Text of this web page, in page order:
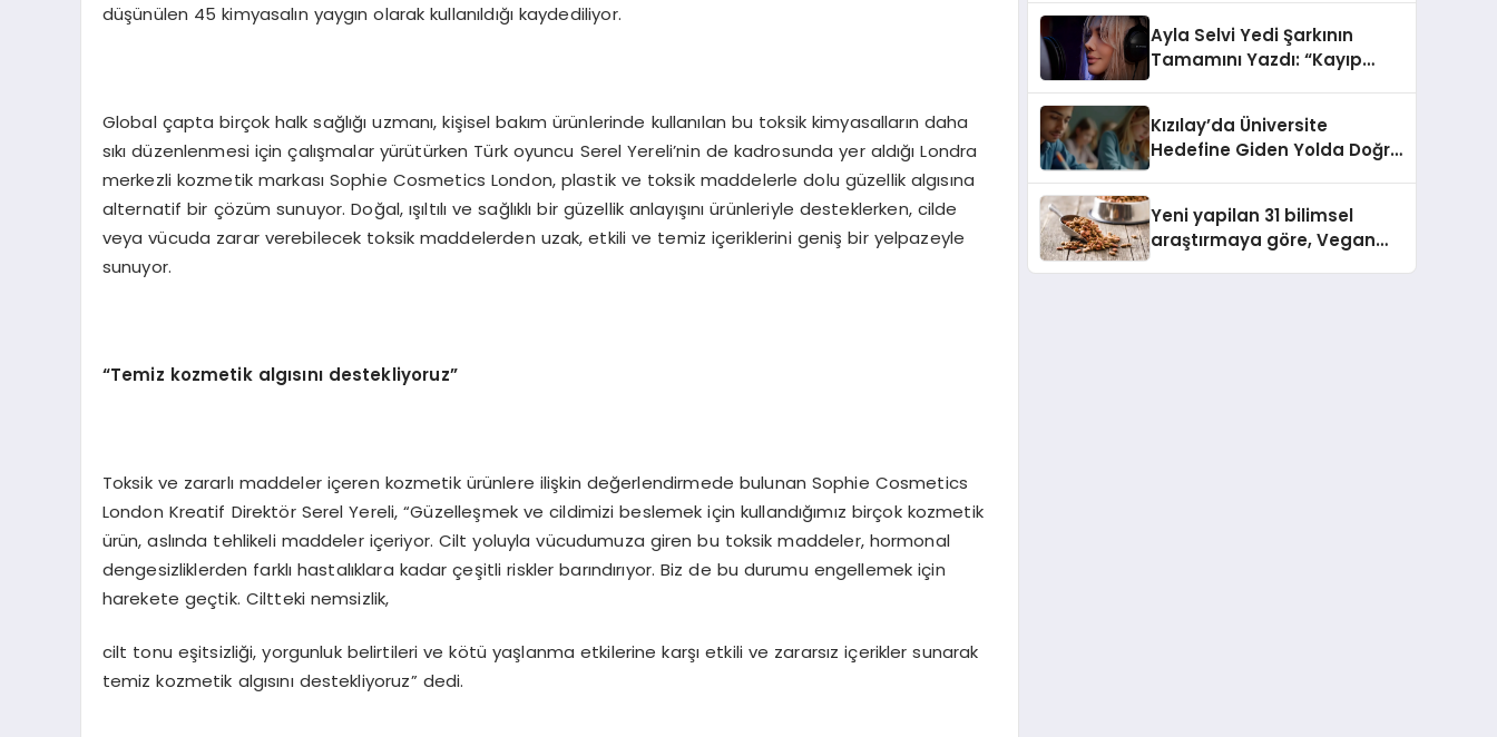
düşünülen 45 kimyasalın yaygın olarak kullanıldığı kaydediliyor.
Global çapta birçok halk sağlığı uzmanı, kişisel bakım ürünlerinde kullanılan bu toksik kimyasalların daha
sıkı düzenlenmesi için çalışmalar yürütürken Türk oyuncu Serel Yereli’nin de kadrosunda yer aldığı Londra
merkezli kozmetik markası Sophie Cosmetics London, plastik ve toksik maddelerle dolu güzellik algısına
alternatif bir çözüm sunuyor. Doğal, ışıltılı ve sağlıklı bir güzellik anlayışını ürünleriyle desteklerken, cilde
veya vücuda zarar verebilecek toksik maddelerden uzak, etkili ve temiz içeriklerini geniş bir yelpazeyle
sunuyor.
“Temiz kozmetik algısını destekliyoruz”
Toksik ve zararlı maddeler içeren kozmetik ürünlere ilişkin değerlendirmede bulunan Sophie Cosmetics
London Kreatif Direktör Serel Yereli, “Güzelleşmek ve cildimizi beslemek için kullandığımız birçok kozmetik
ürün, aslında tehlikeli maddeler içeriyor. Cilt yoluyla vücudumuza giren bu toksik maddeler, hormonal
dengesizliklerden farklı hastalıklara kadar çeşitli riskler barındırıyor. Biz de bu durumu engellemek için
harekete geçtik. Ciltteki nemsizlik,
cilt tonu eşitsizliği, yorgunluk belirtileri ve kötü yaşlanma etkilerine karşı etkili ve zararsız içerikler sunarak
temiz kozmetik algısını destekliyoruz” dedi.
Ayla Selvi Yedi Şarkının
Tamamını Yazdı: “Kayıp
Kızılay’da Üniversite
Hedefine Giden Yolda Doğru
Yeni yapilan 31 bilimsel
araştırmaya göre, Vegan